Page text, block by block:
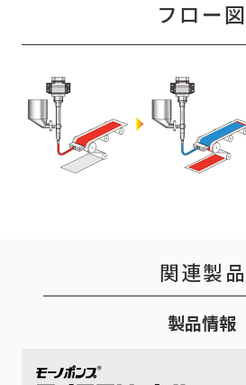
フロー図
関連製品
製品情報